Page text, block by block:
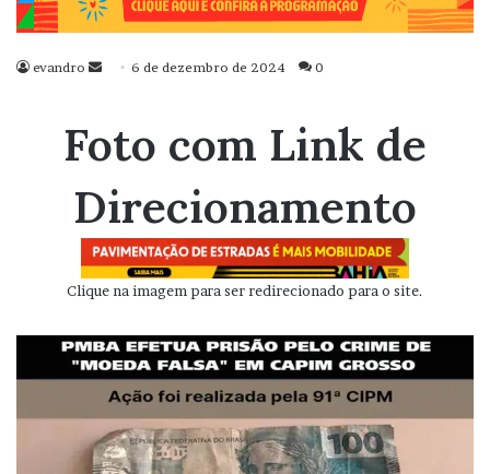
evandro
Mande
mail
6 de dezembro de 2024 0
Foto com Link de
Direcionamento
Clique na imagem para ser redirecionado para o site.